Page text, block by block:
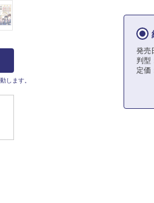
します。
発売
判型
定価